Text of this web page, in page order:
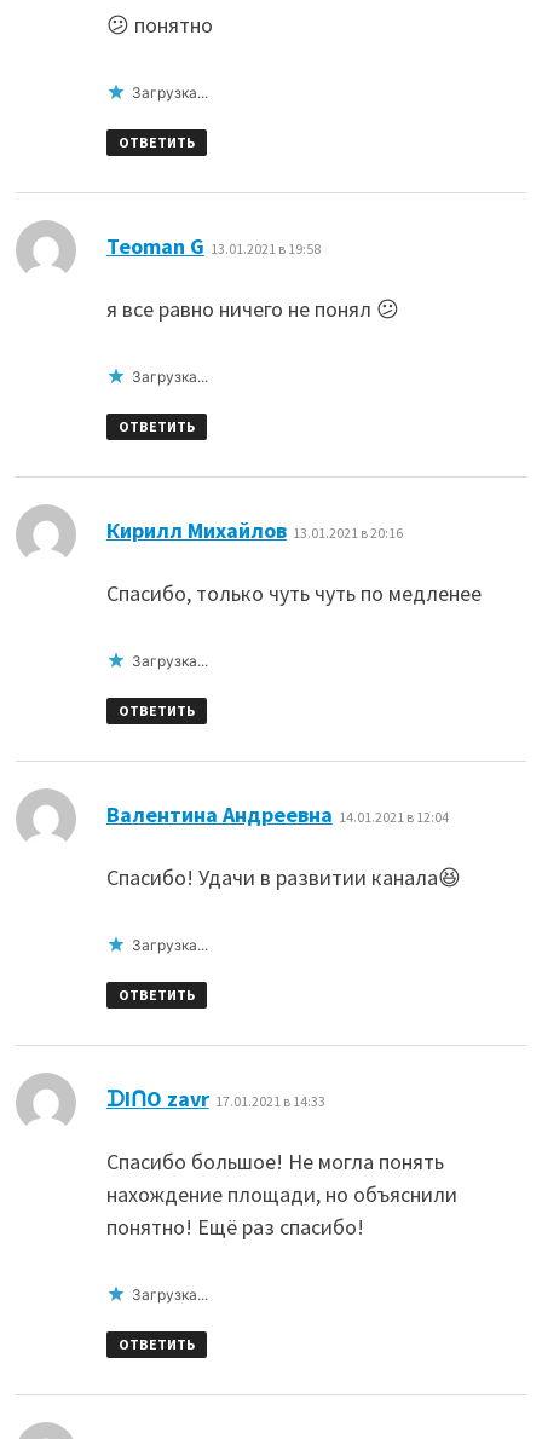
😕 понятно
Загрузка...
ОТВЕТИТЬ
Teoman G 13.01.2021 в 19:58
я все равно ничего не понял 😕
Загрузка...
ОТВЕТИТЬ
Кирилл Михайлов: 13.01.2021 в 20:16
Спасибо, только чуть чуть по медленее
Загрузка...
ОТВЕТИТЬ
Валентина Андреевна 14.01.2021 в 12:04
Спасибо! Удачи в развитии канала😆
Загрузка...
ОТВЕТИТЬ
ᗪIᑎO zavr: 17.01.2021 в 14:33
Спасибо большое! Не могла понять
нахождение площади, но объяснили
понятно! Ещё раз спасибо!
Загрузка...
ОТВЕТИТЬ